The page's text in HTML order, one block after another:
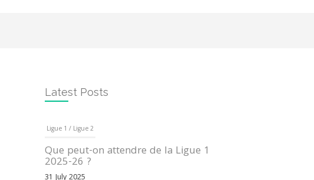
Latest Posts
Ligue 1 / Ligue 2
Que peut-on attendre de la Ligue 1
2025-26 ?